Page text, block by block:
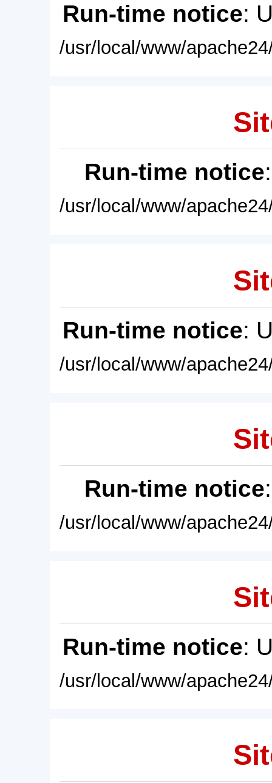
Run-time notice:
/usr/local/www/
Run-time notice
/usr/local/www/
Run-time notice:
/usr/local/www/
Run-time notice
/usr/local/www/
Run-time notice:
/usr/local/www/